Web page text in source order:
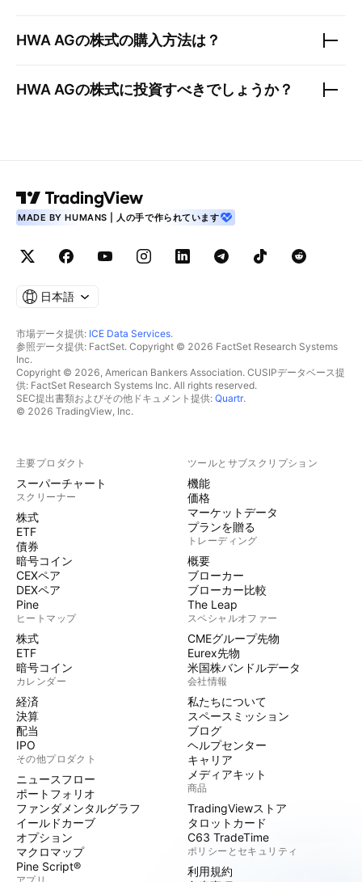
HWA AGの株式の購入方法は？
HWA AGの株式に投資すべきでしょうか？
MADE BY HUMANS | 人の手で作られています
日本語
市場データ提供: ICE Data Services.
参照データ提供: FactSet. Copyright © 2026 FactSet Research Systems
Inc.
Copyright © 2026, American Bankers Association. CUSIPデータベース提
供: FactSet Research Systems Inc. All rights reserved.
SEC提出書類およびその他ドキュメント提供: Quartr.
© 2026 TradingView, Inc.
主要プロダクト
スーパーチャート
スクリーナー
株式
ETF
債券
暗号コイン
CEXペア
DEXペア
Pine
ヒートマップ
株式
ETF
暗号コイン
カレンダー
経済
決算
配当
IPO
その他プロダクト
ニュースフロー
ポートフォリオ
ファンダメンタルグラフ
イールドカーブ
オプション
マクロマップ
Pine Script®
ツールとサブスクリプション
機能
価格
マーケットデータ
プランを贈る
トレーディング
概要
ブローカー
ブローカー比較
The Leap
スペシャルオファー
CMEグループ先物
Eurex先物
米国株バンドルデータ
会社情報
私たちについて
スペースミッション
ブログ
ヘルプセンター
キャリア
メディアキット
商品
TradingViewストア
タロットカード
C63 TradeTime
ポリシーとセキュリティ
利用規約